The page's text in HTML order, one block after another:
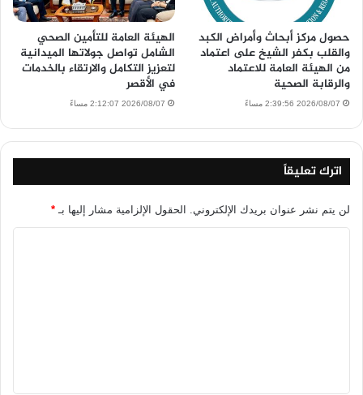
حصول مركز أبحاث وأمراض الكبد
والقلب بكفر الشيخ على اعتماد
من الهيئة العامة للاعتماد
والرقابة الصحية
2026/08/07 2:39:56 مساءً
الهيئة العامة للتأمين الصحي
الشامل تواصل جولاتها الميدانية
لتعزيز التكامل والارتقاء بالخدمات
في الأقصر
2026/08/07 2:12:07 مساءً
اترك تعليقاً
لن يتم نشر عنوان بريدك الإلكتروني. الحقول الإلزامية مشار إليها بـ *